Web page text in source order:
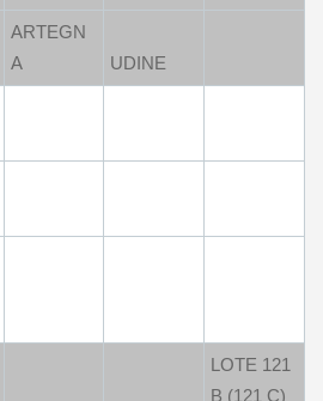
ARTEGN
A
UDINE
LOTE 121
B (121 C)